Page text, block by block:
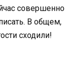
совершенно
В общем,
сходили!